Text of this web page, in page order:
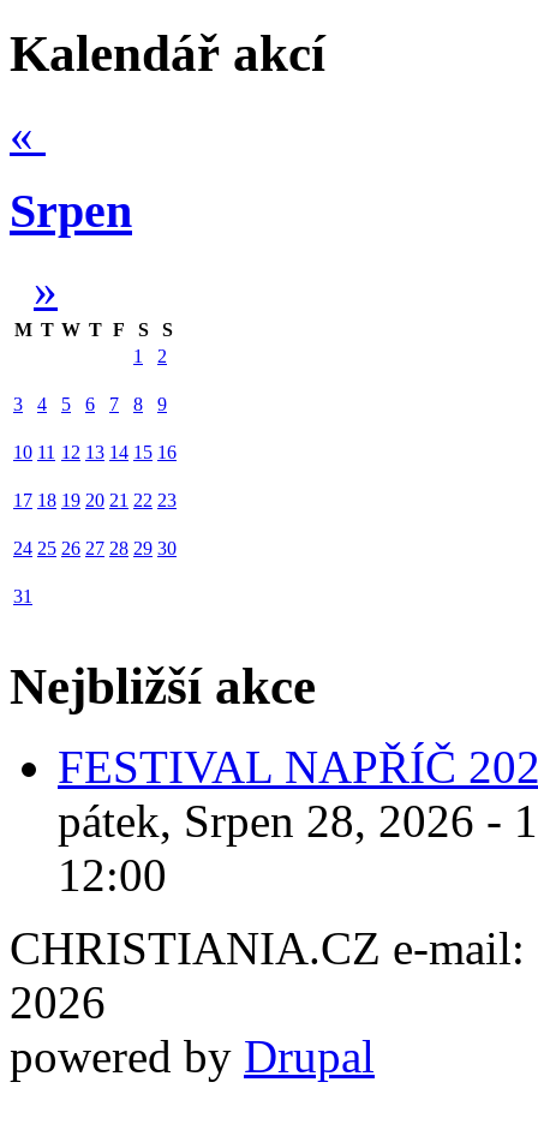
Kalendář akcí
«
Srpen
»
M T W T F S
S
1
2
3 4 5 6 7 8 9
10 11 12 13 14 15 16
17 18 19 20 21 22 23
24 25 26 27 28 29 30
31
Nejbližší akce
FESTIVAL NAPŘÍČ
pátek, Srpen 28, 2026 -
12:00
CHRISTIANIA.CZ e-mail:
2026
powered by Drupal